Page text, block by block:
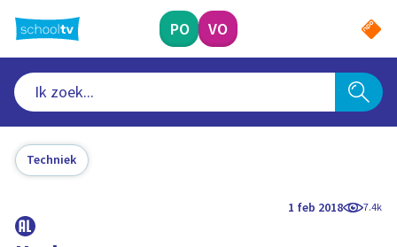
naar
hoofdinhoud
PO VO
Techniek
1 feb 2018 7.4k